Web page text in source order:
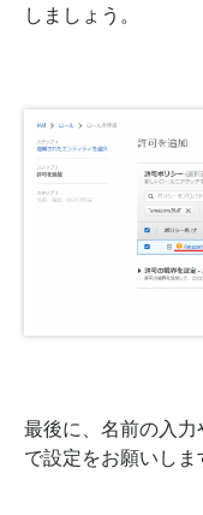
しましょう。
最後に、名前の入
で設定をお願いしま